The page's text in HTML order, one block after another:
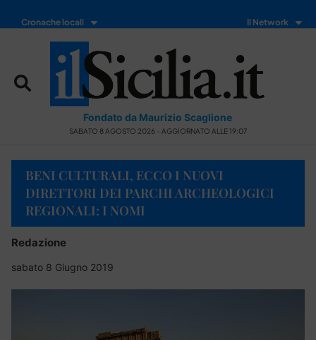
Cronache locali Il Network
Fondato da Maurizio Scaglione
SABATO 8 AGOSTO 2026 - AGGIORNATO ALLE 19:07
BENI CULTURALI, ECCO I NUOVI
DIRETTORI DEI PARCHI ARCHEOLOGICI
REGIONALI: I NOMI
Redazione
sabato 8 Giugno 2019